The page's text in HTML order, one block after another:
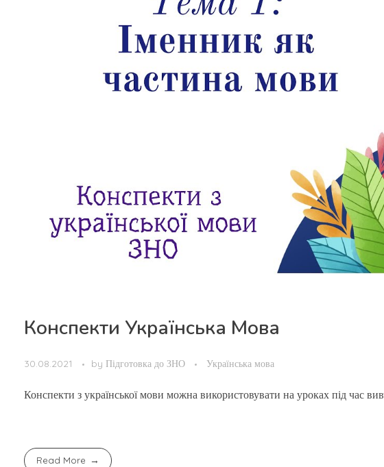
Конспекти Українська Мова
30.08.2021 by Підготовка до ЗНО Українська мова
Конспекти з української мови можна використовувати на уроках під час
Read More